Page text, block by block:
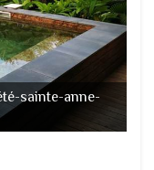
sainte-anne-